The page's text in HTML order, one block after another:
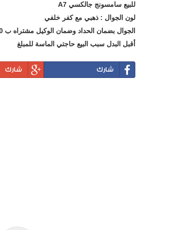
للبيع سامسونج جالكسي A7
لون الجوال : ذهبي مع كفر خلفي
أقبل البدل سبب البيع حاجتي الماسة للمبلغ
شارك شارك